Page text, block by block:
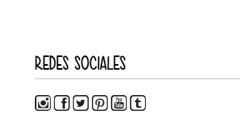
REDES SOCIALES